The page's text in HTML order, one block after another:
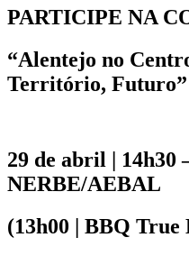
PARTICIPE NA
“Alentejo no
Território, Futuro”
29 de abril | 14h30
NERBE/AEBAL
(13h00 | BBQ